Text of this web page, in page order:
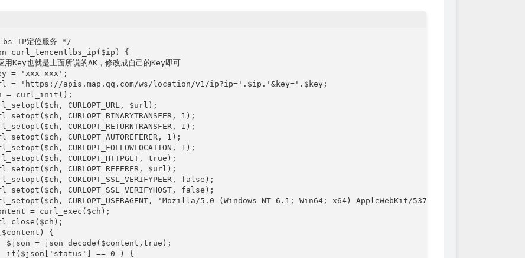
IP定位服务 */
curl_tencentlbs_ip($ip) {
Key也就是上面所说的AK，修改成自己的Key即可
= 'xxx-xxx';
= 'https://apis.map.qq.com/ws/location/v1/ip?ip='.$ip.'&key='.$key;
= curl_init();
CURLOPT_URL, $url);
CURLOPT_BINARYTRANSFER, 1);
CURLOPT_RETURNTRANSFER, 1);
CURLOPT_AUTOREFERER, 1);
CURLOPT_FOLLOWLOCATION, 1);
CURLOPT_HTTPGET, true);
CURLOPT_REFERER, $url);
CURLOPT_SSL_VERIFYPEER, false);
CURLOPT_SSL_VERIFYHOST, false);
CURLOPT_USERAGENT, 'Mozilla/5.0 (Windows NT 6.1; Win64; x64) AppleWebKit/537.36 (KHTML, like
= curl_exec($ch);
{
$json = json_decode($content,true);
if($json['status'] == 0 ) {